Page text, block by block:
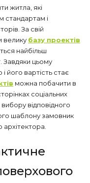
житла, які
стандартам і
За свій
велику базу проектів
найбільш
Завдяки цьому
його вартість стає
можна побачити в
соціальних
відповідного
шаблону замовник